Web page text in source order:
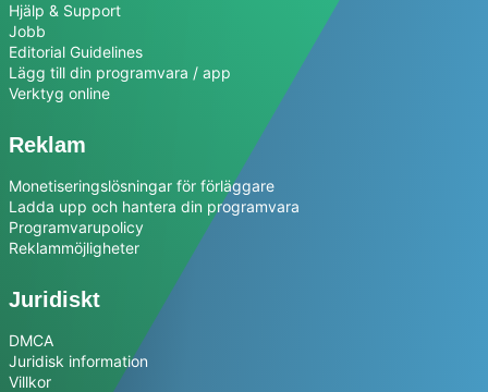
Hjälp & Support
Jobb
Editorial Guidelines
Lägg till din programvara / app
Verktyg online
Reklam
Monetiseringslösningar för förläggare
Ladda upp och hantera din programvara
Programvarupolicy
Reklammöjligheter
Juridiskt
DMCA
Juridisk information
Villkor